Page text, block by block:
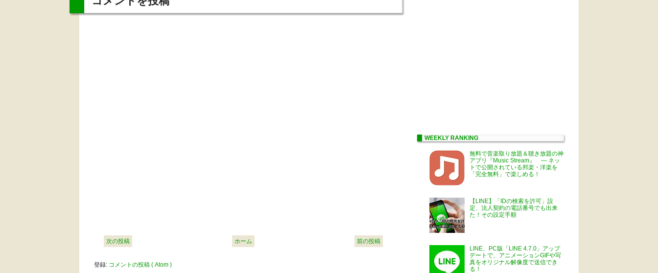
次の投稿 前の投稿
ホーム
登録: コメントの投稿 ( Atom )
WEEKLY RANKING
無料で音楽取り放題＆聴き放題の神
アプリ『Music Stream』 ― ネッ
トで公開されている邦楽・洋楽を
「完全無料」で楽しめる！
【LINE】「IDの検索を許可」設
定、法人契約の電話番号でも出来
た！その設定手順
LINE、PC版「LINE 4.7.0」アップ
デートで、アニメーションGIFや写
真をオリジナル解像度で送信でき
る！